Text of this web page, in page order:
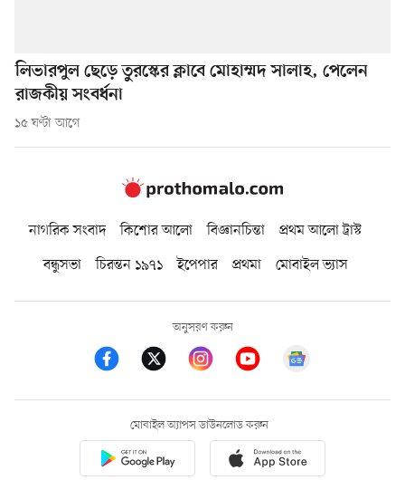
লিভারপুল ছেড়ে তুরস্কের ক্লাবে মোহাম্মদ সালাহ, পেলেন
রাজকীয় সংবর্ধনা
১৫ ঘণ্টা আগে
নাগরিক সংবাদ কিশোর আলো বিজ্ঞানচিন্তা
প্রথম আলো ট্রাস্ট
বন্ধুসভা
চিরন্তন ১৯৭১ ইপেপার প্রথমা মোবাইল ভ্যাস
অনুসরণ করুন
মোবাইল অ্যাপস ডাউনলোড করুন